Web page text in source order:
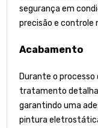
segurança em
precisão e controle
Acabamento
Durante o
tratamento
garantindo uma
pintura